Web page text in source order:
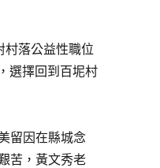
村落公益性職位
選擇回到百坭村
留因在縣城念
苦，黃文秀老